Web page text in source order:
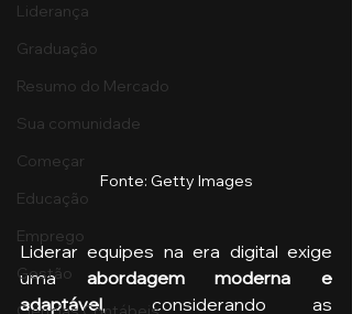
Liderança
Graduação
Resumo do Mercado
Sua comunidade
Começar
Educação
Emprego
Gestão
Fonte: Getty Images
Liderar equipes na era digital exige
uma abordagem moderna e
adaptável, considerando as